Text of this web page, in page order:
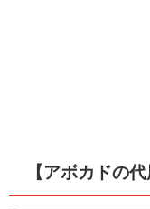
【アボカドの